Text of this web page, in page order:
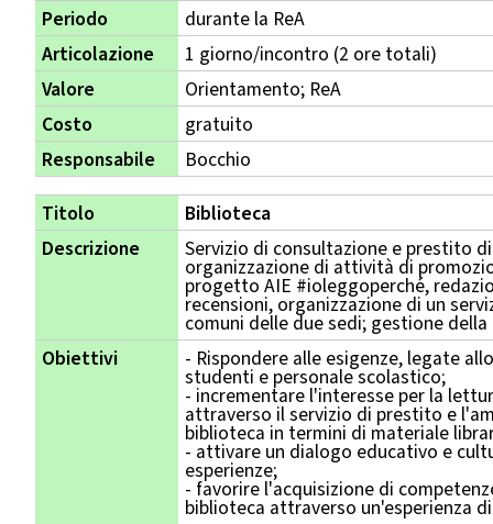
Periodo
durante la ReA
Articolazione
1 giorno/incontro (2 ore totali)
Valore
Orientamento; ReA
Costo
gratuito
Responsabile
Bocchio
Titolo
Biblioteca
Descrizione
Servizio di consultazione e prestito
organizzazione di attività di
progetto AIE #ioleggoperché,
recensioni, organizzazione di un
comuni delle due sedi; gestione
Obiettivi
- Rispondere alle esigenze, legate
studenti e personale scolastico;
- incrementare l'interesse per la
attraverso il servizio di prestito e
biblioteca in termini di materiale
- attivare un dialogo educativo e
esperienze;
- favorire l'acquisizione di
biblioteca attraverso un'esperienza di